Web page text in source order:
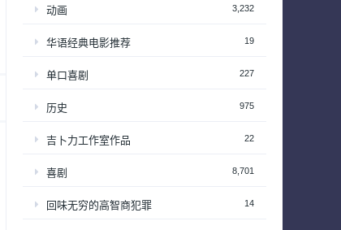
动画 3,232
华语经典电影推荐 19
单口喜剧 227
历史 975
吉卜力工作室作品 22
喜剧 8,701
回味无穷的高智商犯罪 14